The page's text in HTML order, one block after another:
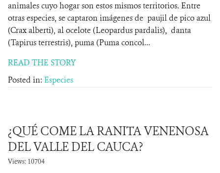
animales cuyo hogar son estos mismos territorios. Entre
otras especies, se captaron imágenes de paujil de pico azul
(Crax alberti), al ocelote (Leopardus pardalis), danta
(Tapirus terrestris), puma (Puma concol...
READ THE STORY
Posted in: Especies
¿QUÉ COME LA RANITA VENENOSA
DEL VALLE DEL CAUCA?
Views: 10704